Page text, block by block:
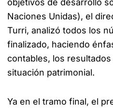
objetivos de desarrollo
Naciones Unidas), el
Turri, analizó todos los
finalizado, haciendo
contables, los
situación patrimonial.
Ya en el tramo final, el